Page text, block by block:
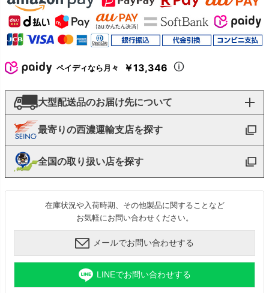
ペイディなら月々 ￥13,346
大型配送品のお届け先について
最寄りの西濃運輸支店を探す
全国の取り扱い店を探す
在庫状況や入荷時期、その他製品に関することなど
お気軽にお問い合わせください。
メールでお問い合わせする
LINEでお問い合わせする